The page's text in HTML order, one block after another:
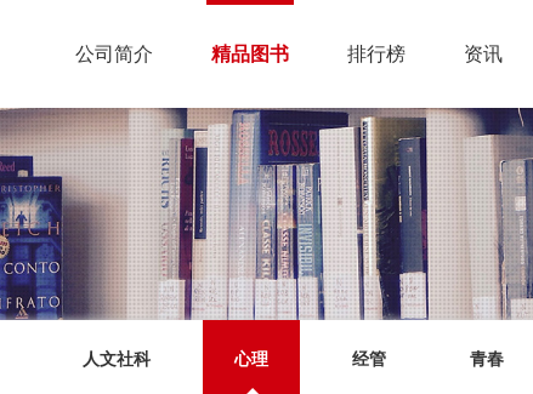
公司简介 精品图书 排行榜 资讯
人文社科 心理 经管 青春